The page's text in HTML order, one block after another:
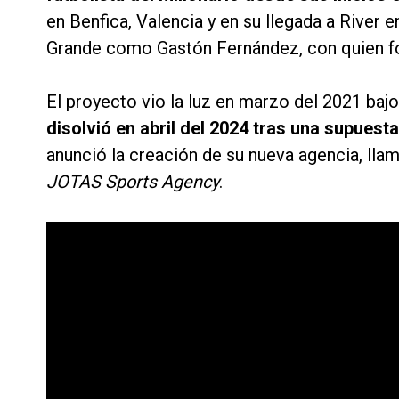
en Benfica, Valencia y en su llegada a River
Grande como Gastón Fernández, con quien
El proyecto vio la luz en marzo del 2021
disolvió en abril del 2024 tras una
anunció la creación de su nueva agencia,
JOTAS Sports Agency.